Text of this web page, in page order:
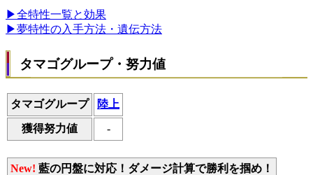
▶全特性一覧と効果
▶夢特性の入手方法・遺伝方法
タマゴグループ・努力値
タマゴグループ 陸上
獲得努力値 -
New! 藍の円盤に対応！ダメージ計算で勝利を掴め！